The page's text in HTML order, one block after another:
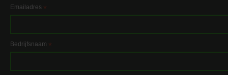
Emailadres *
Bedrijfsnaam *